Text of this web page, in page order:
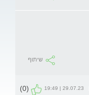
שיתוף
29.07.23 | 19:49
(0)